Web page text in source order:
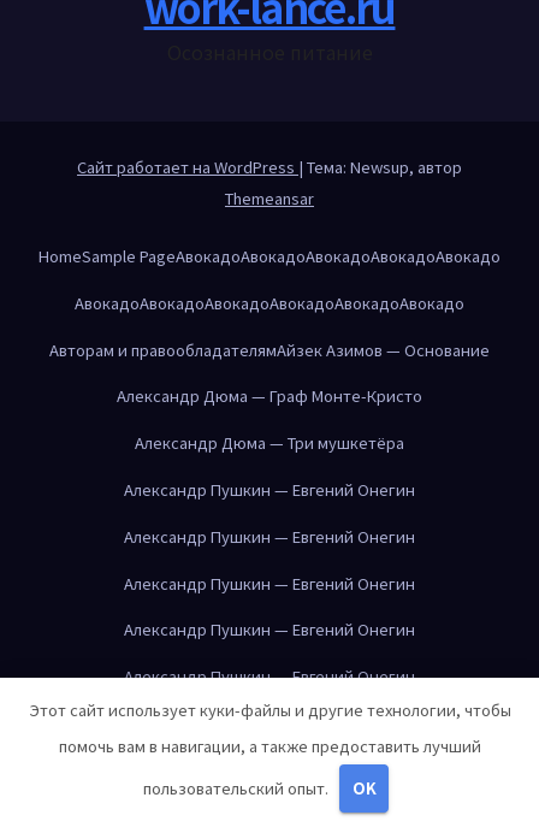
Сайт работает на WordPress | Тема: Newsup, автор
Themeansar
HomeSample PageАвокадоАвокадоАвокадоАвокадоАвокадо
АвокадоАвокадоАвокадоАвокадоАвокадоАвокадо
Авторам и правообладателямАйзек Азимов — Основание
Александр Дюма — Граф Монте-Кристо
Александр Дюма — Три мушкетёра
Александр Пушкин — Евгений Онегин
Александр Пушкин — Евгений Онегин
Александр Пушкин — Евгений Онегин
Александр Пушкин — Евгений Онегин
Александр Пушкин — Евгений Онегин
Александр Пушкин — Евгений Онегин
Александр Пушкин — Евгений Онегин
Александр Пушкин — Евгений Онегин
Этот сайт использует куки-файлы и другие технологии, чтобы
помочь вам в навигации, а также предоставить лучший
пользовательский опыт.
OK